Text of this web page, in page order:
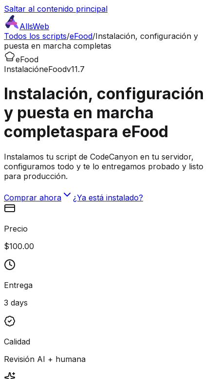
Saltar al contenido principal
AllsWeb
Todos los scripts/eFood/Instalación, configuración y
puesta en marcha completas
eFood
InstalacióneFoodv11.7
Instalación, configuración
y puesta en marcha
completaspara eFood
Instalamos tu script de CodeCanyon en tu servidor,
configuramos todo y te lo entregamos probado y listo
para producción.
Comprar ahora ¿Ya está instalado?
Precio
$100.00
Entrega
3 days
Calidad
Revisión AI + humana